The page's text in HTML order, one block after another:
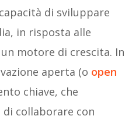
di sviluppare
in risposta alle
motore di crescita. In
aperta (o open
chiave, che
collaborare con